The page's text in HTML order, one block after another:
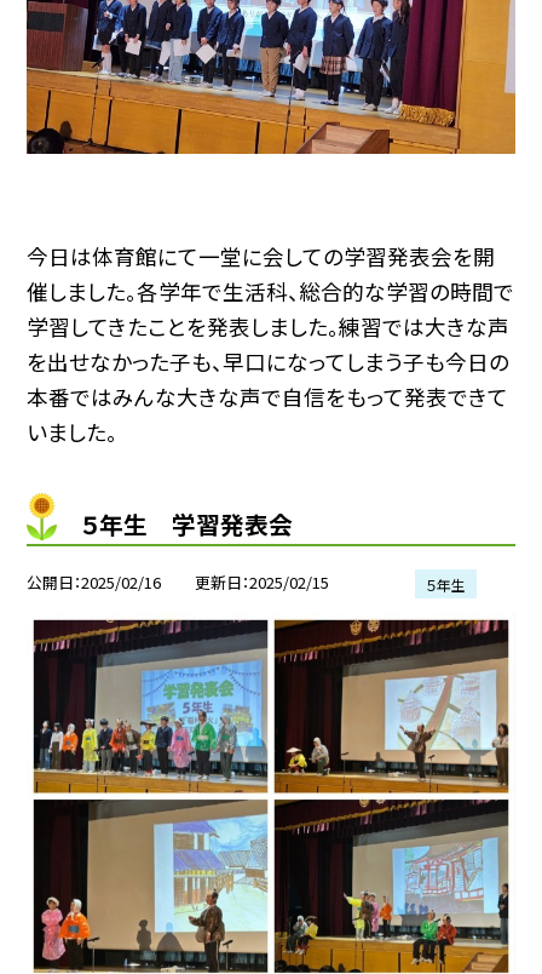
今日は体育館にて一堂に会しての学習発表会を開
催しました。各学年で生活科、総合的な学習の時間で
学習してきたことを発表しました。練習では大きな声
を出せなかった子も、早口になってしまう子も今日の
本番ではみんな大きな声で自信をもって発表できて
いました。
５年生 学習発表会
公開日 2025/02/16 更新日 2025/02/15 ５年生